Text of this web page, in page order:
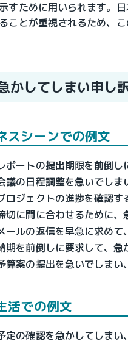
すために用いられます。
ことが重視されるため、
かしてしまい申し
スシーンでの例文
ポートの提出期限を前倒
議の日程調整を急いでし
ロジェクトの進捗を確認
切に間に合わせるために
ールの返信を早急に求め
期を前倒しに要求して、
算案の提出を急いでしま
活での例文
定の確認を急かしてしまい